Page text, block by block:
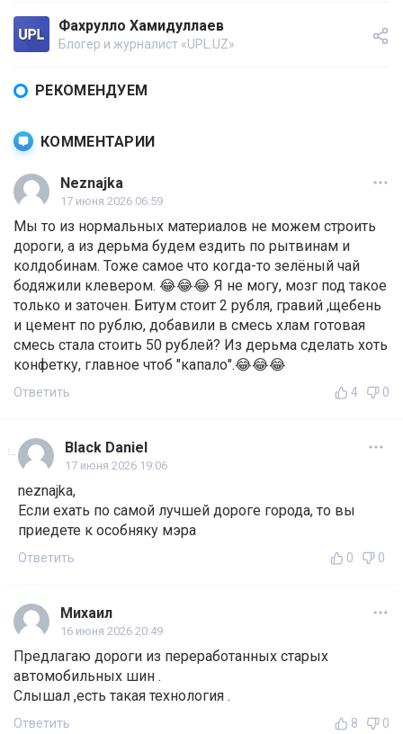
Фахрулло Хамидуллаев
Блогер и журналист «UPL.UZ»
РЕКОМЕНДУЕМ
КОММЕНТАРИИ
Neznajka
17 июня 2026 06:59
Мы то из нормальных материалов не можем строить
дороги, а из дерьма будем ездить по рытвинам и
колдобинам. Тоже самое что когда-то зелёный чай
бодяжили клевером. 😂😂😂 Я не могу, мозг под такое
только и заточен. Битум стоит 2 рубля, гравий ,щебень
и цемент по рублю, добавили в смесь хлам готовая
смесь стала стоить 50 рублей? Из дерьма сделать хоть
конфетку, главное чтоб "капало".😂😂😂
Ответить 4 0
Black Daniel
17 июня 2026 19:06
neznajka,
Если ехать по самой лучшей дороге города, то вы
приедете к особняку мэра
Ответить 0 0
Михаил
16 июня 2026 20:49
Предлагаю дороги из переработанных старых
автомобильных шин .
Слышал ,есть такая технология .
Ответить 8 0